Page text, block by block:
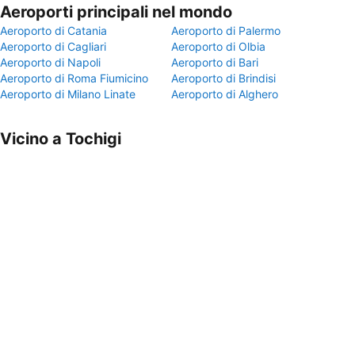
Aeroporti principali nel mondo
Aeroporto di Catania
Aeroporto di Palermo
Aeroporto di Cagliari
Aeroporto di Olbia
Aeroporto di Napoli
Aeroporto di Bari
Aeroporto di Roma Fiumicino
Aeroporto di Brindisi
Aeroporto di Milano Linate
Aeroporto di Alghero
Vicino a Tochigi